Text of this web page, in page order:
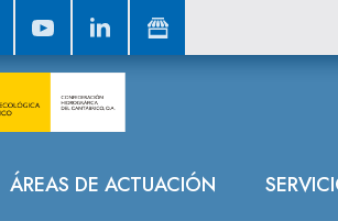
ÁREAS DE ACTUACIÓN
prensa